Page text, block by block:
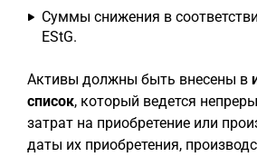
Суммы снижения в
EStG.
Активы должны быть внесены в
список, который ведется
затрат на приобретение или
даты их приобретения,